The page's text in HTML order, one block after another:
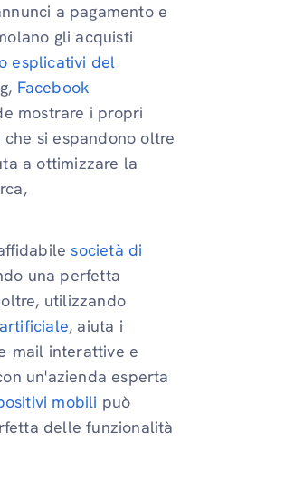
a pagamento e
gli acquisti
esplicativi del
Facebook
mostrare i propri
si espandono oltre
a ottimizzare la
società di
una perfetta
utilizzando
, aiuta i
mail interattive e
un'azienda esperta
mobili può
delle funzionalità